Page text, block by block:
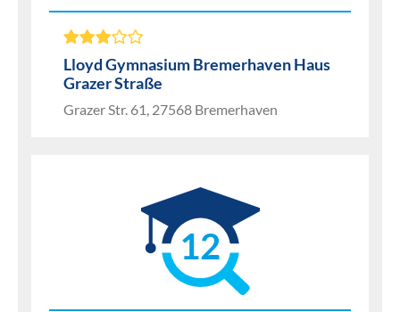
Lloyd Gymnasium Bremerhaven Haus
Grazer Straße
Grazer Str. 61, 27568 Bremerhaven
12